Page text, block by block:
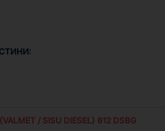
/ SISU DIESEL) 612 DSBG